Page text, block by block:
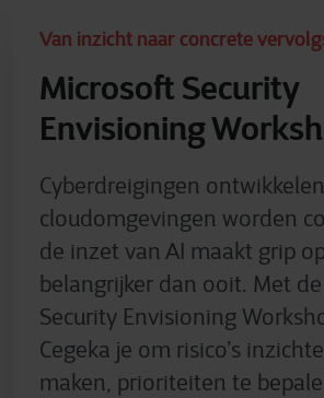
Van inzicht naar concrete
Microsoft Security
Envisioning
Cyberdreigingen
cloudomgevingen worden
de inzet van AI maakt grip
belangrijker dan ooit. Met
Security Envisioning
Cegeka je om risico’s
maken, prioriteiten te